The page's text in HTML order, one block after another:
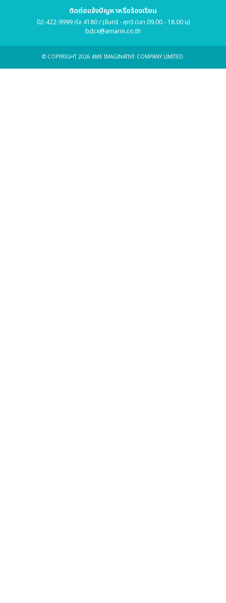
ติดต่อแจ้งปัญหาหรือร้องเรียน
02-422-9999 ต่อ 4180 / (จันทร์ - ศุกร์ เวลา 09.00 - 18.00 น)
bdcx@amarin.co.th
© COPYRIGHT 2026 AME IMAGINATIVE COMPANY LIMITED.